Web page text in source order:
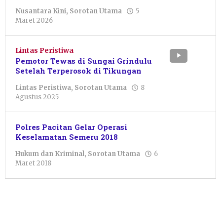
Nusantara Kini, Sorotan Utama
5
Maret 2026
Shalahuddin
Lintas Peristiwa
Pemotor Tewas di Sungai Grindulu
Setelah Terperosok di Tikungan
Lintas Peristiwa, Sorotan Utama
8
Agustus 2025
Shalahuddin
Polres Pacitan Gelar Operasi
Keselamatan Semeru 2018
Hukum dan Kriminal, Sorotan Utama
6
Maret 2018